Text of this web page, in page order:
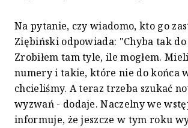
Na pytanie, czy wiadomo, kto go
Ziębiński odpowiada: "Chyba tak
Zrobiłem tam tyle, ile mogłem.
numery i takie, które nie do końca
chcieliśmy. A teraz trzeba szukać
wyzwań - dodaje. Naczelny we
informuje, że jeszcze w tym roku